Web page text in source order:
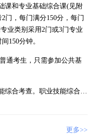
和专业基础综合课(见附
门，每门满分150分，每门
业类别采用2门或3门专业
150分钟。
考生，只需参加公共基
合考查。职业技能综合考
更多>>